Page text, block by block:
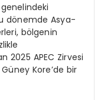
genelindeki
dönemde Asya-
bölgenin
2025 APEC Zirvesi
Kore’de bir